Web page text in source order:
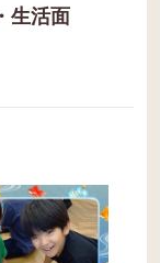
生活面